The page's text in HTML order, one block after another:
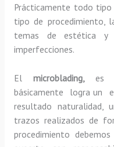
Prácticamente todo tipo
tipo de procedimiento,
temas de estética
imperfecciones.
Elmicroblading, es
básicamente
logra un
resultado naturalidad,
trazos realizados de
procedimiento